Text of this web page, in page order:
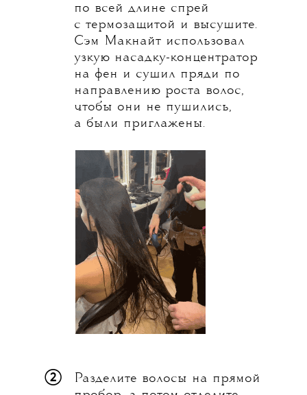
по всей длине спрей
с термозащитой и высушите.
Сэм Макнайт использовал
узкую насадку-концентратор
на фен и сушил пряди по
направлению роста волос,
чтобы они не пушились,
а были приглажены.
②
Разделите волосы на прямой